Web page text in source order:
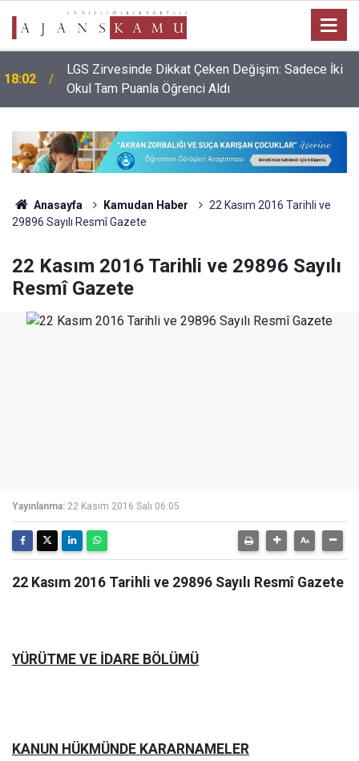
18:02
LGS Zirvesinde Dikkat Çeken Değişim: Sadece İki
Okul Tam Puanla Öğrenci Aldı
Anasayfa Kamudan Haber
22 Kasım 2016 Tarihli ve
29896 Sayılı Resmî Gazete
22 Kasım 2016 Tarihli ve 29896 Sayılı
Resmî Gazete
Yayınlanma: 22 Kasım 2016 Salı 06:05
22 Kasım 2016 Tarihli ve 29896 Sayılı Resmî Gazete
YÜRÜTME VE İDARE BÖLÜMÜ
KANUN HÜKMÜNDE KARARNAMELER